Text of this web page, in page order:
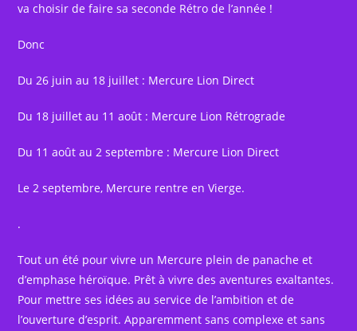
va choisir de faire sa seconde Rétro de l’année !
Donc
Du 26 juin au 18 juillet : Mercure Lion Direct
Du 18 juillet au 11 août : Mercure Lion Rétrograde
Du 11 août au 2 septembre : Mercure Lion Direct
Le 2 septembre, Mercure rentre en Vierge.
.
Tout un été pour vivre un Mercure plein de panache et
d’emphase héroïque. Prêt à vivre des aventures exaltantes.
Pour mettre ses idées au service de l’ambition et de
l’ouverture d’esprit. Apparemment sans complexe et sans